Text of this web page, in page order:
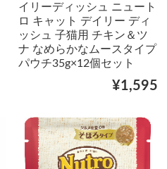
イリーディッシュ ニュート
ロ キャット デイリー ディ
ッシュ 子猫用 チキン＆ツ
ナ なめらかなムースタイプ
パウチ35g×12個セット
¥1,595